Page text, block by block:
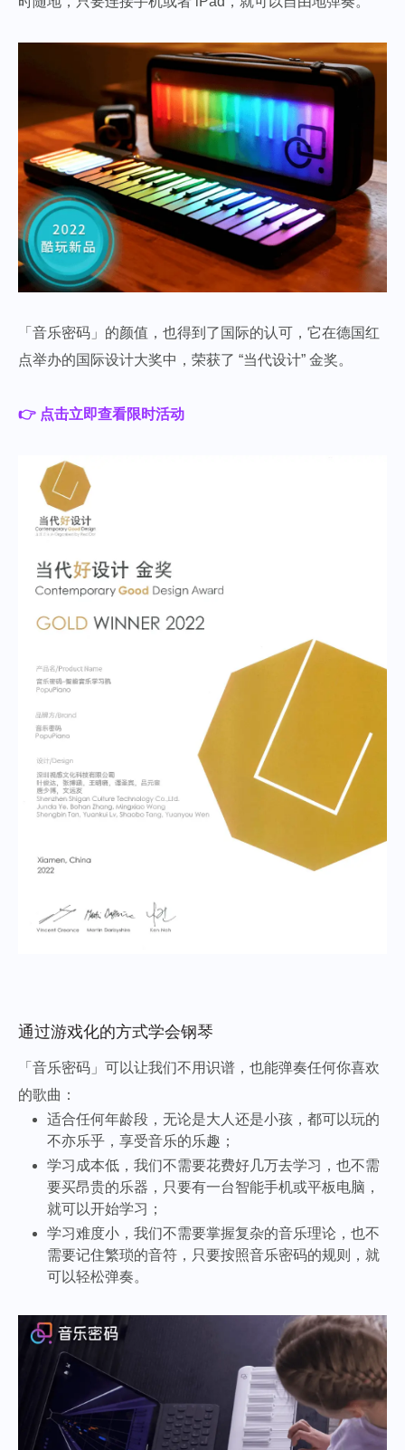
「音乐密码」的颜值，也得到了国际的认可，它在德国红
点举办的国际设计大奖中，荣获了 “当代设计” 金奖。
👉 点击立即查看限时活动
通过游戏化的方式学会钢琴
「音乐密码」可以让我们不用识谱，也能弹奏任何你喜欢
的歌曲：
适合任何年龄段，无论是大人还是小孩，都可以玩的
不亦乐乎，享受音乐的乐趣；
学习成本低，我们不需要花费好几万去学习，也不需
要买昂贵的乐器，只要有一台智能手机或平板电脑，
就可以开始学习；
学习难度小，我们不需要掌握复杂的音乐理论，也不
需要记住繁琐的音符，只要按照音乐密码的规则，就
可以轻松弹奏。